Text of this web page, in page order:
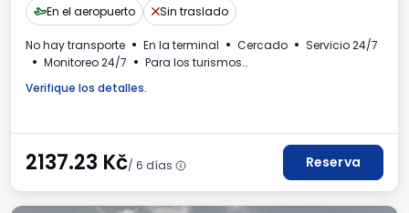
En el aeropuerto
Sin traslado
No hay transporte En la terminal Cercado
Servicio 24/7
Monitoreo 24/7
Para los turismos
Verifique los detalles.
2137.23 Kč/ 6 días Reserva